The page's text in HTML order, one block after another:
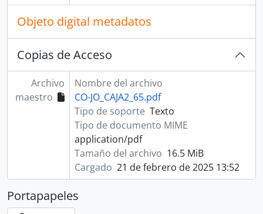
Objeto digital metadatos
Copias de Acceso
Archivo
maestro
Nombre del archivo
CO-JO_CAJA2_65.pdf
Tipo de soporte Texto
Tipo de documento MIME
application/pdf
Tamaño del archivo 16.5 MiB
Cargado 21 de febrero de 2025 13:52
Portapapeles